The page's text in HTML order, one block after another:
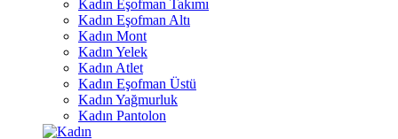
Kadın Eşofman Takımı
Kadın Eşofman Altı
Kadın Mont
Kadın Yelek
Kadın Atlet
Kadın Eşofman Üstü
Kadın Yağmurluk
Kadın Pantolon